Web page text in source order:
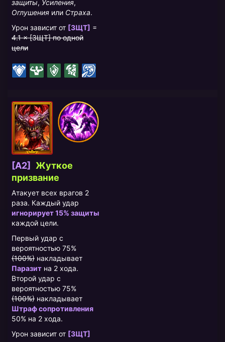
защиты, Усиления,
Оглушения или Страха.
Урон зависит от [ЗЩТ] =
4.1 × [ЗЩТ] по одной
цели
[A2]
Жуткое
призвание
Атакует всех врагов 2
раза. Каждый удар
игнорирует 15% защиты
каждой цели.
Первый удар с
вероятностью 75%
(100%) накладывает
Паразит на 2 хода.
Второй удар с
вероятностью 75%
(100%) накладывает
Штраф сопротивления
50% на 2 хода.
Урон зависит от [ЗЩТ]